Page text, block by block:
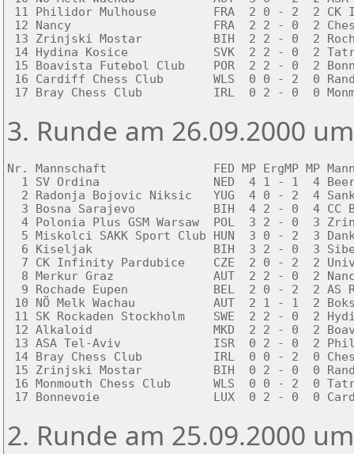
11 Philidor Mulhouse        FRA  2 0 - 2  2 CK
12 Nancy                    FRA  2 2 - 0  2
13 Zrinjski Mostar          BIH  2 2 - 0  2
14 Hydina Kosice            SVK  2 2 - 0  2
15 Boavista Futebol Club    POR  2 2 - 0  2
16 Cardiff Chess Club       WLS  0 0 - 2  0
17 Bray Chess Club          IRL  0 2 - 0  0
3. Runde am 26.09.2000
Nr. Mannschaft               FED MP ErgMP MP
1 SV Ordina                NED  4 1 - 1  4
2 Radonja Bojovic Niksic   YUG  4 0 - 2  4
3 Bosna Sarajevo           BIH  4 2 - 0  4 CC
4 Polonia Plus GSM Warsaw  POL  3 2 - 0  3
5 Miskolci SAKK Sport Club HUN  3 0 - 2  3
6 Kiseljak                 BIH  3 2 - 0  3
7 CK Infinity Pardubice    CZE  2 0 - 2  2
8 Merkur Graz              AUT  2 2 - 0  2
9 Rochade Eupen            BEL  2 0 - 2  2 AS
10 NÖ Melk Wachau           AUT  2 1 - 1
11 SK Rockaden Stockholm    SWE  2 2 - 0  2
12 Alkaloid                 MKD  2 2 - 0  2
13 ASA Tel-Aviv             ISR  0 2 - 0  2
14 Bray Chess Club          IRL  0 0 - 2  0
15 Zrinjski Mostar          BIH  0 2 - 0  0
16 Monmouth Chess Club      WLS  0 0 - 2  0
17 Bonnevoie                LUX  0 2 - 0  0
2. Runde am 25.09.2000